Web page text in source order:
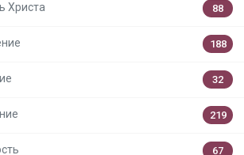
Христа 88
188
32
219
67